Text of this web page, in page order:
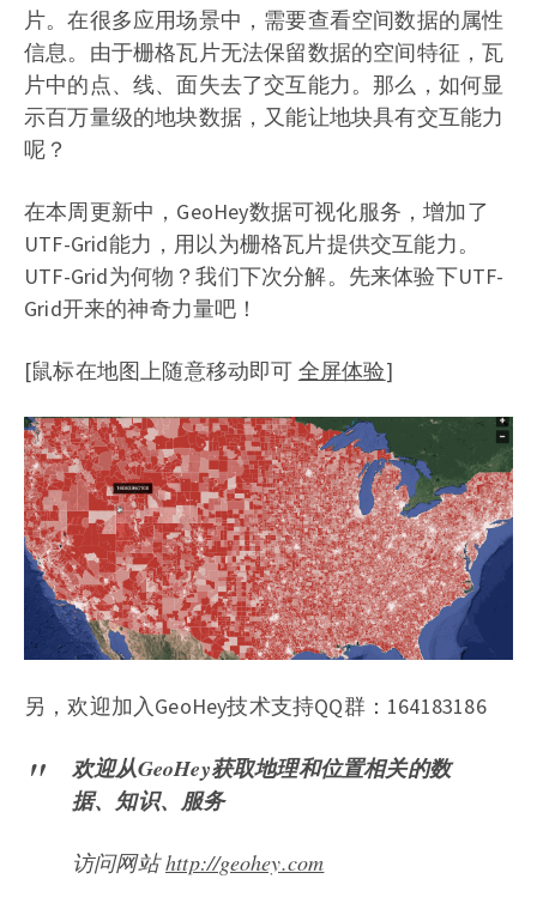
片。在很多应用场景中，需要查看空间数据的属性
信息。由于栅格瓦片无法保留数据的空间特征，瓦
片中的点、线、面失去了交互能力。那么，如何显
示百万量级的地块数据，又能让地块具有交互能力
呢？
在本周更新中，GeoHey数据可视化服务，增加了
UTF-Grid能力，用以为栅格瓦片提供交互能力。
UTF-Grid为何物？我们下次分解。先来体验下UTF-
Grid开来的神奇力量吧！
[鼠标在地图上随意移动即可 全屏体验]
另，欢迎加入GeoHey技术支持QQ群：164183186
欢迎从GeoHey获取地理和位置相关的数
据、知识、服务
访问网站http://geohey.com